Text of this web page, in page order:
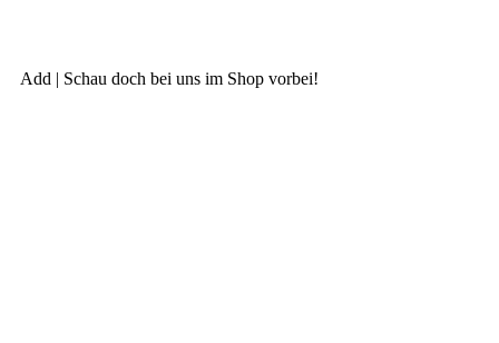
Add | Schau doch bei uns im Shop vorbei!